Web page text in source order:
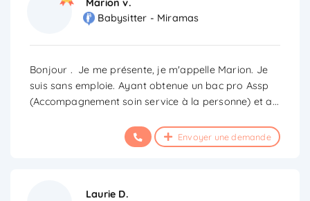
Marion v.
Babysitter - Miramas
Bonjour . Je me présente, je m'appelle Marion. Je
suis sans emploie. Ayant obtenue un bac pro Assp
(Accompagnement soin service à la personne) et a...
Envoyer une demande
Laurie D.